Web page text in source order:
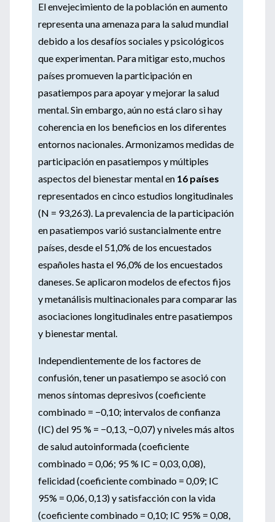
El envejecimiento de la población en aumento
representa una amenaza para la salud mundial
debido a los desafíos sociales y psicológicos
que experimentan. Para mitigar esto, muchos
países promueven la participación en
pasatiempos para apoyar y mejorar la salud
mental. Sin embargo, aún no está claro si hay
coherencia en los beneficios en los diferentes
entornos nacionales. Armonizamos medidas de
participación en pasatiempos y múltiples
aspectos del bienestar mental en 16 países
representados en cinco estudios longitudinales
(N = 93,263). La prevalencia de la participación
en pasatiempos varió sustancialmente entre
países, desde el 51,0% de los encuestados
españoles hasta el 96,0% de los encuestados
daneses. Se aplicaron modelos de efectos fijos
y metanálisis multinacionales para comparar las
asociaciones longitudinales entre pasatiempos
y bienestar mental.
Independientemente de los factores de
confusión, tener un pasatiempo se asoció con
menos síntomas depresivos (coeficiente
combinado = −0,10; intervalos de confianza
(IC) del 95 % = −0,13, −0,07) y niveles más altos
de salud autoinformada (coeficiente
combinado = 0,06; 95 % IC = 0,03, 0,08),
felicidad (coeficiente combinado = 0,09; IC
95% = 0,06, 0,13) y satisfacción con la vida
(coeficiente combinado = 0,10; IC 95% = 0,08,